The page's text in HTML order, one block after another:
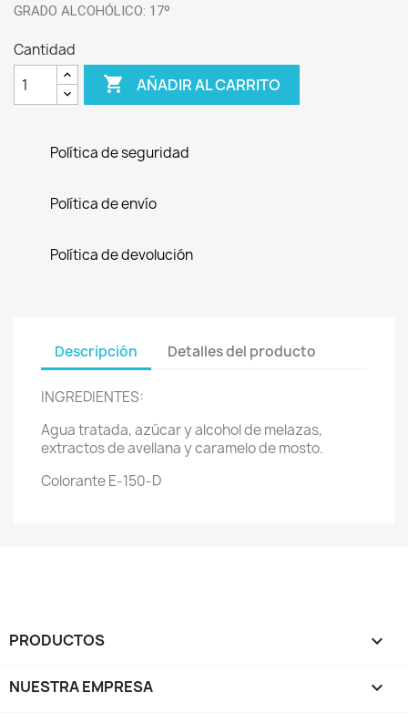
GRADO ALCOHÓLICO: 17º
Cantidad
 AÑADIR AL CARRITO
Política de seguridad
Política de envío
Política de devolución
Descripción Detalles del producto
INGREDIENTES:
Agua tratada, azúcar y alcohol de melazas,
extractos de avellana y caramelo de mosto.
Colorante E-150-D
PRODUCTOS 
NUESTRA EMPRESA 